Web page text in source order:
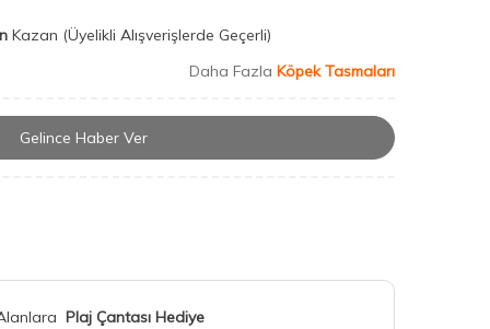
Kazan (Üyelikli Alışverişlerde Geçerli)
Daha Fazla Köpek Tasmaları
Gelince Haber Ver
Plaj Çantası Hediye